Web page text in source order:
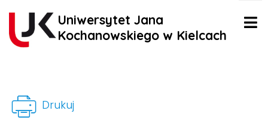
Uniwersytet Jana
Kochanowskiego w Kielcach
Drukuj